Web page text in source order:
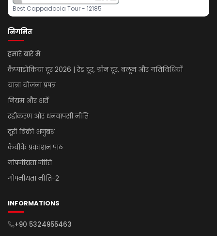
Best Cappadocia Tour - 12185
निगमित
हमारे बारे में
कैप्पाडोकिया टूर 2026 | रेड टूर, ग्रीन टूर, बलून और गतिविधियाँ
यात्रा योजना प्रपत्र
नियम और शर्तें
रद्दीकरण और धनवापसी नीति
दूरी बिक्री अनुबंध
केवीके प्रकाशन पाठ
गोपनीयता नीति
गोपनीयता नीति-2
INFORMATIONS
+90 5324955463